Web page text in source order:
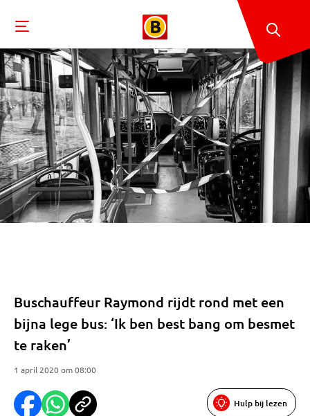
Buschauffeur Raymond rijdt rond met een
bijna lege bus: ‘Ik ben best bang om besmet
te raken’
1 april 2020 om 08:00
Hulp bij lezen